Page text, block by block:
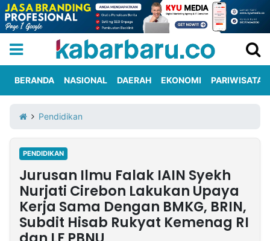
Iklan
Berita
Kami
Nasional
International
Olahraga
Entertainment
Daerah
Pariwisata
Kuliner
Kolom
Network
BERANDA NASIONAL DAERAH EKONOMI PARIWISATA
Pendidikan
PENDIDIKAN
Jurusan Ilmu Falak IAIN Syekh
Nurjati Cirebon Lakukan Upaya
Kerja Sama Dengan BMKG, BRIN,
Subdit Hisab Rukyat Kemenag RI